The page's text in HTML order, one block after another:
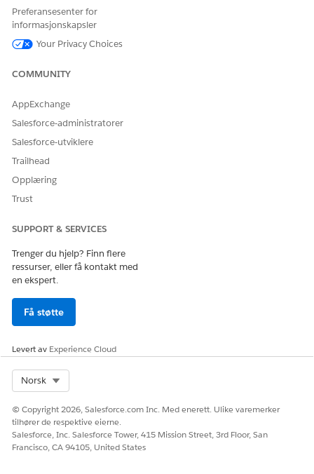
HJALP DENNE ARTIKKELEN MED Å LØSE PROBLEMET DITT?
La oss få vite det slik at vi kan forbedre!
Preferansesenter for
informasjonskapsler
Your Privacy Choices
COMMUNITY
AppExchange
Salesforce-administratorer
Salesforce-utviklere
Trailhead
Opplæring
Trust
SUPPORT & SERVICES
Trenger du hjelp? Finn flere
ressurser, eller få kontakt med
en ekspert.
Få støtte
Levert av Experience Cloud
Norsk
© Copyright 2026, Salesforce.com Inc. Med enerett. Ulike varemerker
tilhører de respektive eierne.
Salesforce, Inc. Salesforce Tower, 415 Mission Street, 3rd Floor, San
Francisco, CA 94105, United States